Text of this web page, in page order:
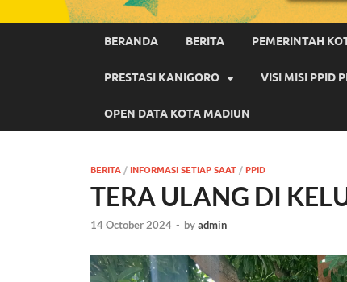
BERANDA BERITA PEMERINTAH
PRESTASI KANIGORO VISI MISI PPID
OPEN DATA KOTA MADIUN
BERITA / INFORMASI SETIAP SAAT / PPID
TERA ULANG DI
14 October 2024 - byadmin